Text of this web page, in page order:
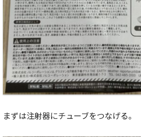
まずは注射器にチューブをつなげる。